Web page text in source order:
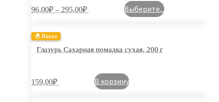
96,00₽ – 295,00₽ Выберите...
🐣 Пасха
Глазурь Сахарная помадка сухая, 200 г
159,00₽ В корзину